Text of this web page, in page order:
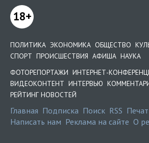
18+
ПОЛИТИКА ЭКОНОМИКА ОБЩЕСТВО
СПОРТ ПРОИСШЕСТВИЯ АФИША НАУКА
ФОТОРЕПОРТАЖИ ИНТЕРНЕТ-
ВИДЕОКОНТЕНТ ИНТЕРВЬЮ
РЕЙТИНГ НОВОСТЕЙ
Главная Подписка Поиск RSS
Написать нам Реклама на сайте О